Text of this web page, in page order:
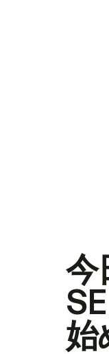
今
始